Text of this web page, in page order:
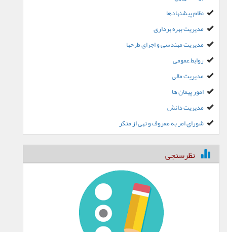
نظام پیشنهادها
مدیریت بهره برداری
مدیریت مهندسی و اجرای طرحها
روابط عمومی
مدیریت مالی
امور پیمان ها
مدیریت دانش
شورای امر به معروف و نهی از منکر
نظرسنجی